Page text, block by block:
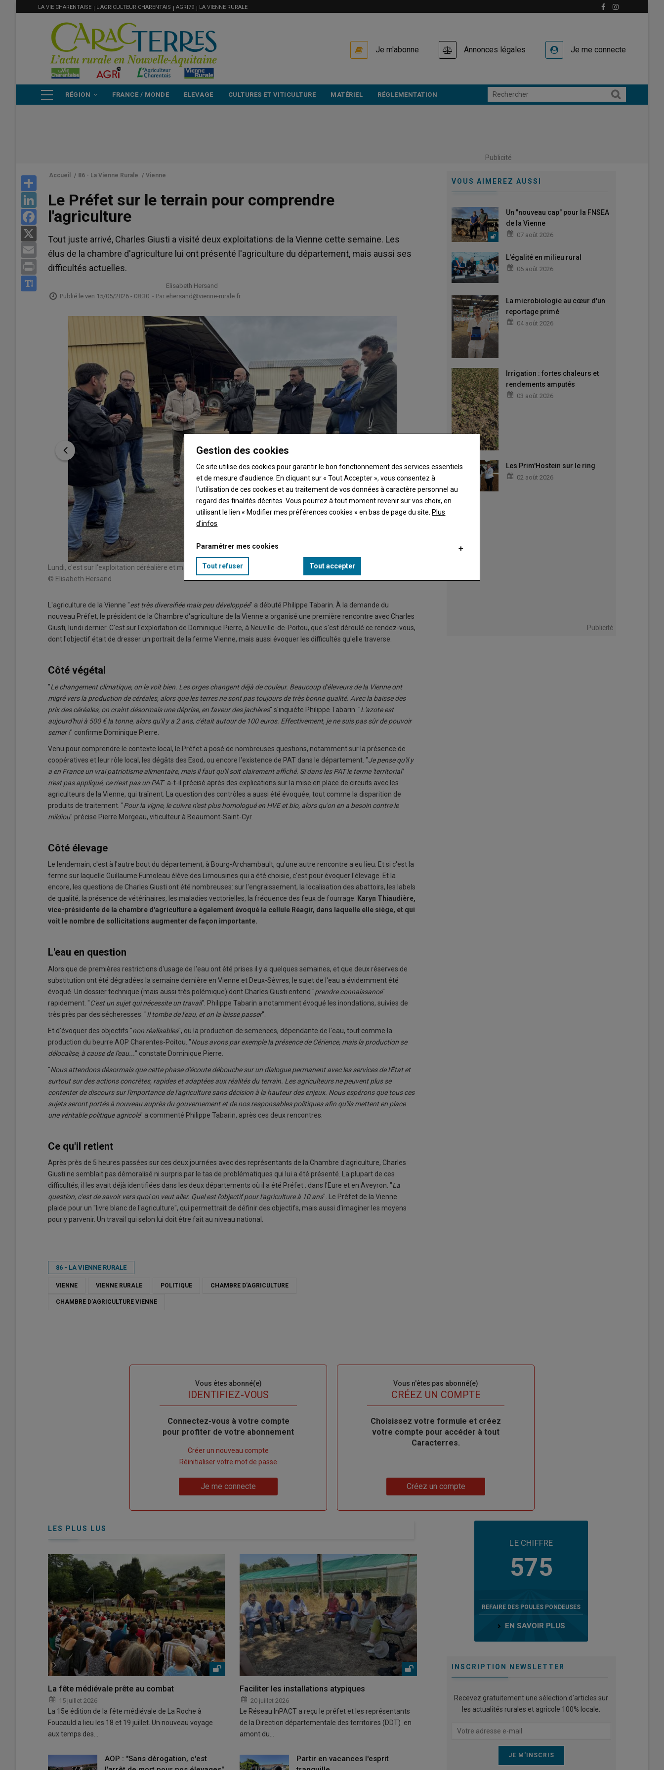
MENU
FILIÈRE
LA VIE CHARENTAISE L'AGRICULTEUR CHARENTAIS AGRI79 LA VIENNE RURALE
Je m'abonne Annonces légales Je me connecte
PRINCIPALE
RÉGION FRANCE / MONDE ELEVAGE CULTURES ET VITICULTURE MATÉRIEL RÉGLEMENTATION
Publicité
LinkedIn
Facebook
Email
Print
Accueil / 86 - La Vienne Rurale / Vienne
Le Préfet sur le terrain pour comprendre
l'agriculture
Tout juste arrivé, Charles Giusti a visité deux exploitations de la Vienne cette semaine. Les
élus de la chambre d'agriculture lui ont présenté l'agriculture du département, mais aussi ses
difficultés actuelles.
Publié le ven 15/05/2026 - 08:30 - Par
Elisabeth Hersand
ehersand@vienne-rurale.fr
Lundi, c'est sur l'exploitation céréalière et maraîchère de Dominique Pierre que s'est déroulée la première réunion.
© Elisabeth Hersand
© Elisabeth Hersand
L'agriculture de la Vienne "est très diversifiée mais peu développée" a débuté Philippe Tabarin. À la demande du
nouveau Préfet, le président de la Chambre d'agriculture de la Vienne a organisé une première rencontre avec Charles
Giusti, lundi dernier. C'est sur l'exploitation de Dominique Pierre, à Neuville-de-Poitou, que s'est déroulé ce rendez-vous,
dont l'objectif était de dresser un portrait de la ferme Vienne, mais aussi évoquer les difficultés qu'elle traverse.
Côté végétal
"Le changement climatique, on le voit bien. Les orges changent déjà de couleur. Beaucoup d'éleveurs de la Vienne ont
migré vers la production de céréales, alors que les terres ne sont pas toujours de très bonne qualité. Avec la baisse des
prix des céréales, on craint désormais une déprise, en faveur des jachères" s'inquiète Philippe Tabarin. "L'azote est
aujourd'hui à 500 € la tonne, alors qu'il y a 2 ans, c'était autour de 100 euros. Effectivement, je ne suis pas sûr de pouvoir
semer !" confirme Dominique Pierre.
Venu pour comprendre le contexte local, le Préfet a posé de nombreuses questions, notamment sur la présence de
coopératives et leur rôle local, les dégâts des Esod, ou encore l'existence de PAT dans le département. "Je pense qu'il y
a en France un vrai patriotisme alimentaire, mais il faut qu'il soit clairement affiché. Si dans les PAT le terme 'territorial'
n'est pas appliqué, ce n'est pas un PAT" a-t-il précisé après des explications sur la mise en place de circuits avec les
agriculteurs de la Vienne, qui traînent. La question des contrôles a aussi été évoquée, tout comme la disparition de
produits de traitement. "Pour la vigne, le cuivre n'est plus homologué en HVE et bio, alors qu'on en a besoin contre le
mildiou" précise Pierre Morgeau, viticulteur à Beaumont-Saint-Cyr.
Côté élevage
Le lendemain, c'est à l'autre bout du département, à Bourg-Archambault, qu'une autre rencontre a eu lieu. Et si c'est la
ferme sur laquelle Guillaume Fumoleau élève des Limousines qui a été choisie, c'est pour évoquer l'élevage. Et la
encore, les questions de Charles Giusti ont été nombreuses: sur l'engraissement, la localisation des abattoirs, les labels
de qualité, la présence de vétérinaires, les maladies vectorielles, la fréquence des feux de fourrage.
Karyn Thiaudière,
vice-présidente de la chambre d'agriculture a également évoqué la cellule Réagir, dans laquelle elle siège, et qui
voit le nombre de sollicitations augmenter de façon importante.
L'eau en question
Alors que de premières restrictions d'usage de l'eau ont été prises il y a quelques semaines, et que deux réserves de
substitution ont été dégradées la semaine dernière en Vienne et Deux-Sèvres, le sujet de l'eau a évidemment été
évoqué. Un dossier technique (mais aussi très polémique) dont Charles Giusti entend "prendre connaissance"
rapidement. "C'est un sujet qui nécessite un travail". Philippe Tabarin a notamment évoqué les inondations, suivies de
très près par des sécheresses. "Il tombe de l'eau, et on la laisse passer".
Et d'évoquer des objectifs "non réalisables", ou la production de semences, dépendante de l'eau, tout comme la
production du beurre AOP Charentes-Poitou. "Nous avons par exemple la présence de Cérience, mais la production se
délocalise, à cause de l'eau... " constate Dominique Pierre.
"Nous attendons désormais que cette phase d'écoute débouche sur un dialogue permanent avec les services de l'État et
surtout sur des actions concrètes, rapides et adaptées aux réalités du terrain. Les agriculteurs ne peuvent plus se
contenter de discours sur l'importance de l'agriculture sans décision à la hauteur des enjeux. Nous espérons que tous ces
sujets seront portés à nouveau auprès du gouvernement et de nos responsables politiques afin qu'ils mettent en place
une véritable politique agricole" a commenté Philippe Tabarin, après ces deux rencontres.
Ce qu'il retient
Après près de 5 heures passées sur ces deux journées avec des représentants de la Chambre d'agriculture, Charles
Giusti ne semblait pas démoralisé ni surpris par le tas de problématiques qui lui a été présenté. La plupart de ces
difficultés, il les avait déjà identifiées dans les deux départements où il a été Préfet : dans l'Eure et en Aveyron. "La
question, c'est de savoir vers quoi on veut aller. Quel est l'objectif pour l'agriculture à 10 ans". Le Préfet de la Vienne
plaide pour un "livre blanc de l'agriculture", qui permettrait de définir des objectifs, mais aussi d'imaginer les moyens
pour y parvenir. Un travail qui selon lui doit être fait au niveau national.
86 - LA VIENNE RURALE
VIENNE VIENNE RURALE POLITIQUE CHAMBRE D'AGRICULTURE
CHAMBRE D'AGRICULTURE VIENNE
VOUS AIMEREZ AUSSI
Un "nouveau cap" pour la FNSEA
de la Vienne
07 août 2026
L'égalité en milieu rural
06 août 2026
La microbiologie au cœur d'un
reportage primé
04 août 2026
Irrigation : fortes chaleurs et
rendements amputés
03 août 2026
Les Prim'Hostein sur le ring
02 août 2026
Publicité
Vous êtes abonné(e)
IDENTIFIEZ-VOUS
Body
Connectez-vous à votre compte
pour profiter de votre abonnement
compte"
Créer un nouveau compte
Réinitialiser votre mot de passe
Je me connecte
Vous n'êtes pas abonné(e)
TITRECRÉEZ UN COMPTE
Body
Choisissez votre formule et créez
votre compte pour accéder à tout
Caracterres.
Créez un compte
LES PLUS LUS
La fête médiévale prête au combat
15 juillet 2026
La 15e édition de la fête médiévale de La Roche à
Foucauld a lieu les 18 et 19 juillet. Un nouveau voyage
aux temps des…
Faciliter les installations atypiques
20 juillet 2026
Le Réseau InPACT a reçu le préfet et les représentants
de la Direction départementale des territoires (DDT) en
amont du…
AOP : "Sans dérogation, c'est
Partir en vacances l'esprit
LE CHIFFRE
575
REFAIRE DES POULES PONDEUSES
EN SAVOIR PLUS
INSCRIPTION NEWSLETTER
Recevez gratuitement une sélection d’articles sur
les actualités rurales et agricole 100% locale.
Gestion des cookies
Ce site utilise des cookies pour garantir le bon fonctionnement des services essentiels
et de mesure d’audience. En cliquant sur « Tout Accepter », vous consentez à
l’utilisation de ces cookies et au traitement de vos données à caractère personnel au
regard des finalités décrites. Vous pourrez à tout moment revenir sur vos choix, en
utilisant le lien « Modifier mes préférences cookies » en bas de page du site. Plus
d'infos
Paramétrer mes cookies
Tout refuser Tout accepter